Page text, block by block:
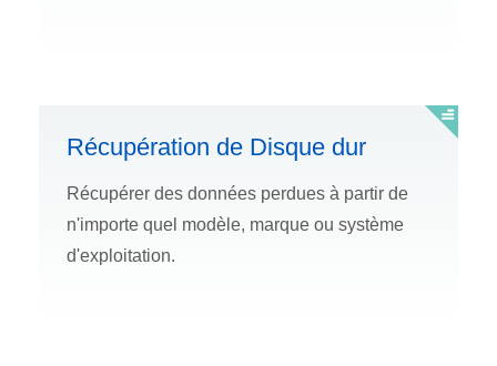
Récupération de Disque dur
Récupérer des données perdues à partir de
n'importe quel modèle, marque ou système
d'exploitation.